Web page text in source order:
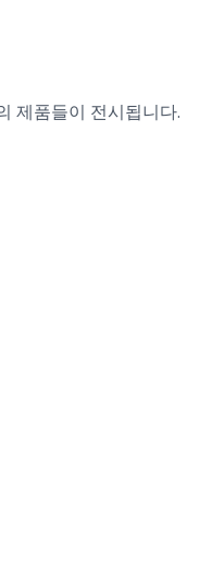
제품들이 전시됩니다.